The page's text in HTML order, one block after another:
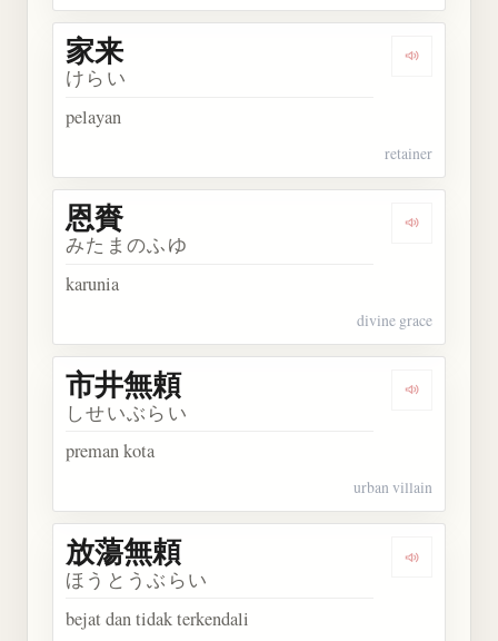
Dengarkan
家来
けらい
pelayan
retainer
Dengarkan
恩賚
みたまのふゆ
karunia
divine grace
Dengarkan
市井無頼
しせいぶらい
preman kota
urban villain
Dengarkan
放蕩無頼
ほうとうぶらい
bejat dan tidak terkendali